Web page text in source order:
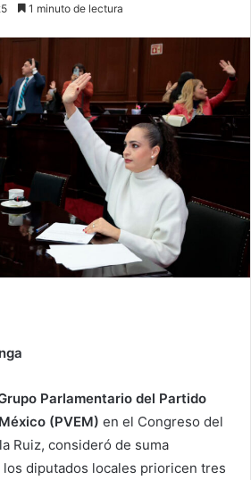
1 minuto de lectura
Parlamentario del Partido
(PVEM) en el Congreso del
Ruiz, consideró de suma
diputados locales prioricen tres